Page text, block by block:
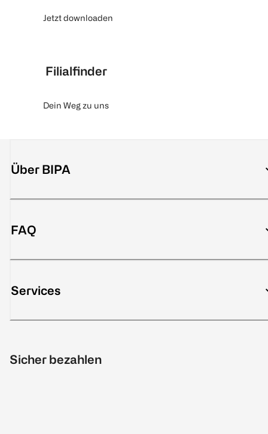
Jetzt downloaden
Filialfinder
Dein Weg zu uns
Über BIPA
FAQ
Services
Sicher bezahlen